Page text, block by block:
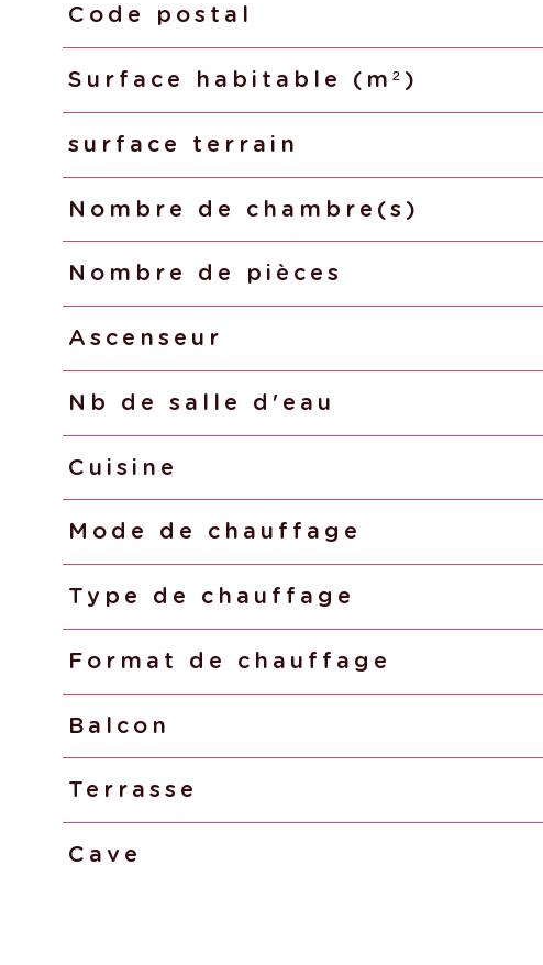
Caractéristiques Valeurs
Code postal
Surface habitable (m²)
surface terrain
Nombre de chambre(s)
Nombre de pièces
Ascenseur
Nb de salle d'eau
Cuisine
Mode de chauffage
Type de chauffage
Format de chauffage
Balcon
Terrasse
Cave